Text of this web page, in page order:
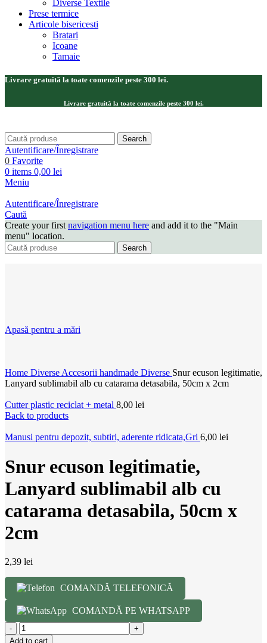
Diverse Textile
Prese termice
Articole bisericesti
Bratari
Icoane
Tamaie
Livrare gratuită la toate comenzile peste 300 lei.
Livrare gratuită la toate comenzile peste 300 lei.
Search
Autentificare/Înregistrare
0 Favorite
0 items 0,00 lei
Meniu
Autentificare/Înregistrare
Caută
Create your first navigation menu here and add it to the "Main
menu" location.
Search
Apasă pentru a mări
Home Diverse Accesorii handmade Diverse Snur ecuson legitimatie,
Lanyard sublimabil alb cu catarama detasabila, 50cm x 2cm
Cutter plastic reciclat + metal 8,00 lei
Back to products
Manusi pentru depozit, subtiri, aderente ridicata,Gri 6,00 lei
Snur ecuson legitimatie,
Lanyard sublimabil alb cu
catarama detasabila, 50cm x
2cm
2,39 lei
COMANDĂ TELEFONICĂ
COMANDĂ PE WHATSAPP
Add to cart